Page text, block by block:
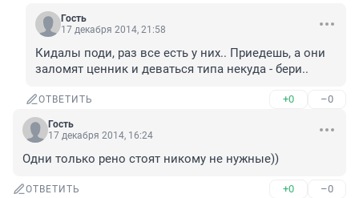
Гость
17 декабря 2014, 21:58
Кидалы поди, раз все есть у них.. Приедешь, а они
заломят ценник и деваться типа некуда - бери..
ОТВЕТИТЬ +0 –0
Гость
17 декабря 2014, 16:24
Одни только рено стоят никому не нужные))
ОТВЕТИТЬ +0 –0